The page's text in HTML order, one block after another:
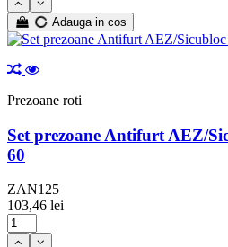
Adauga in cos
Prezoane roti
Set prezoane Antifurt AEZ/
60
ZAN125
103,46 lei